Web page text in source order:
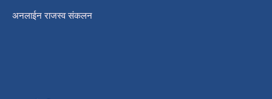
अनलाईन राजस्व संकलन